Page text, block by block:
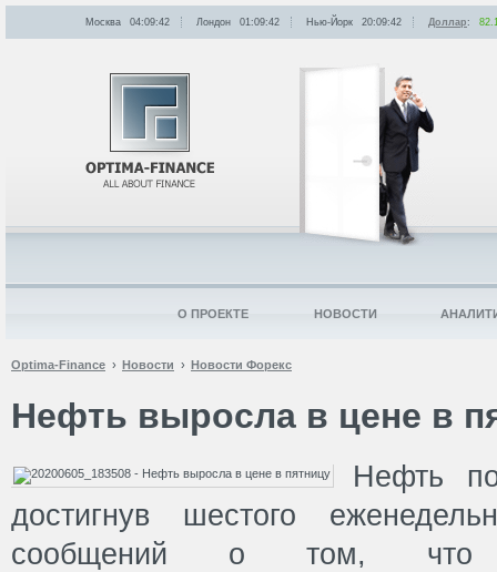
Optima-Finance Новости Новости Форекс
Нефть выросла в цене в
Нефть
достигнув шестого
сообщений о том, что
Москва 04:09:42 Лондон 01:09:42 Нью-Йорк 20:09:42 Доллар:
О ПРОЕКТЕ НОВОСТИ